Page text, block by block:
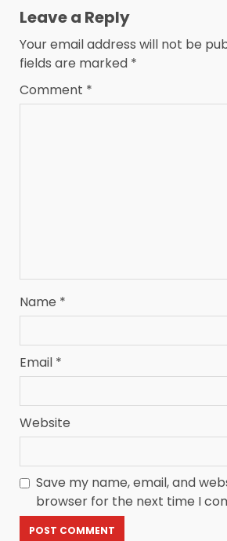
Leave a Reply
Your email address will not be
fields are marked *
Comment *
Name *
Email *
Website
Save my name, email, and
browser for the next time I